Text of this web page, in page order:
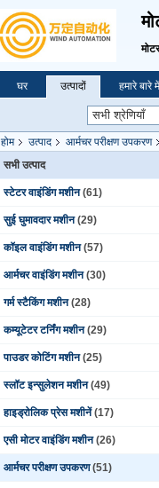
घर उत्पादों हमारे बारे में
होम उत्पाद आर्मचर परीक्षण उपकरण
सभी उत्पाद
स्टेटर वाइंडिंग मशीन (61)
सुई घुमावदार मशीन (29)
कॉइल वाइंडिंग मशीन (57)
आर्मचर वाइंडिंग मशीन (30)
गर्म स्टैकिंग मशीन (28)
कम्यूटेटर टर्निंग मशीन (29)
पाउडर कोटिंग मशीन (25)
स्लॉट इन्सुलेशन मशीन (49)
हाइड्रोलिक प्रेस मशीनें (17)
एसी मोटर वाइंडिंग मशीन (26)
आर्मचर परीक्षण उपकरण (51)